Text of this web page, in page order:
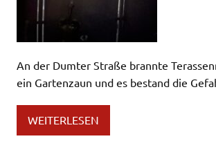
An der Dumter Straße brannte
ein Gartenzaun und es bestand die
WEITERLESEN